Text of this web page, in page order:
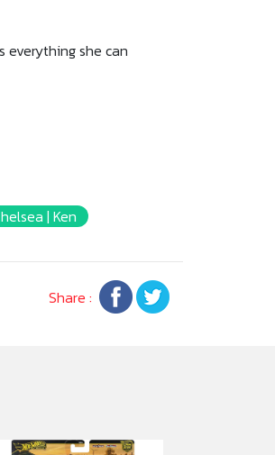
everything she can
| Ken
Share :